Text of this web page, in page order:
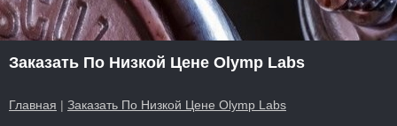
Заказать По Низкой Цене Olymp Labs
Главная | Заказать По Низкой Цене Olymp Labs